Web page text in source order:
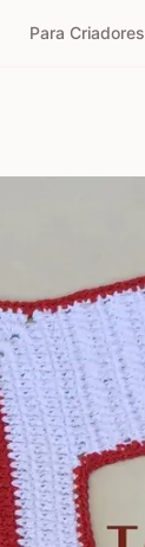
Para Criadores